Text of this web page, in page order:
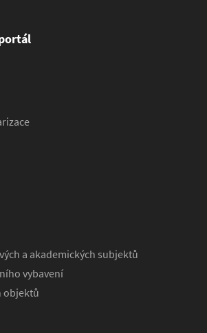
a akademických subjektů
vybavení
objektů